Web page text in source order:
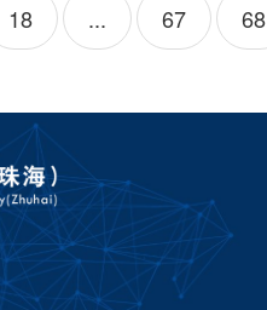
18 ... 67 68